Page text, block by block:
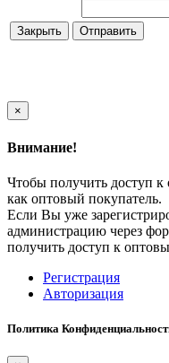
Закрыть
×
Внимание!
Чтобы получить доступ к
как оптовый покупатель.
Если Вы уже
администрацию через
получить доступ к
Регистрация
Авторизация
Политика